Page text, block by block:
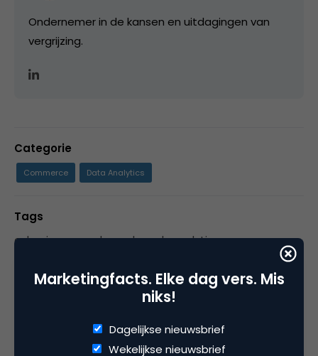
Ondernemer in de kansen en uitdagingen van
vergrijzing.
Categorie
Commerce Data Analytics
Tags
e-business, onderzoek, web analytics
Marketingfacts. Elke dag vers. Mis
niks!
Dagelijkse nieuwsbrief
Wekelijkse nieuwsbrief